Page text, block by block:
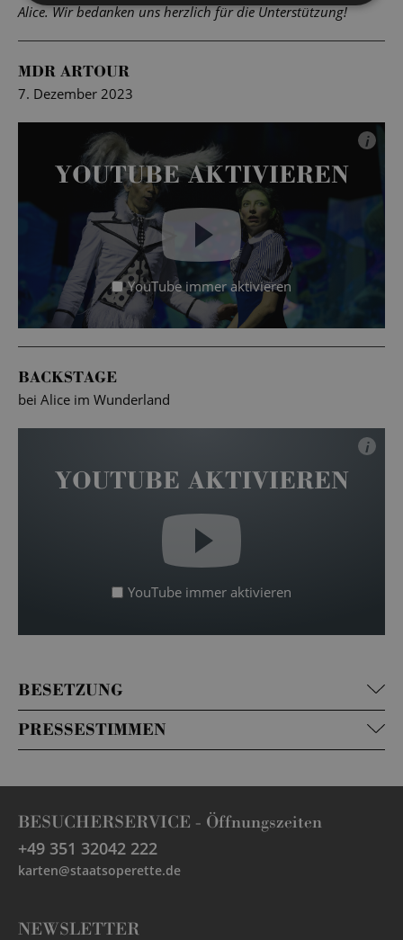
Alice. Wir bedanken uns herzlich für die Unterstützung!
MDR ARTOUR
7. Dezember 2023
YOUTUBE AKTIVIEREN
i
YouTube immer aktivieren
BACKSTAGE
bei Alice im Wunderland
YOUTUBE AKTIVIEREN
i
YouTube immer aktivieren
BESETZUNG
PRESSESTIMMEN
BESUCHERSERVICE - Öffnungszeiten
+49 351 32042 222
karten@staatsoperette.de
NEWSLETTER